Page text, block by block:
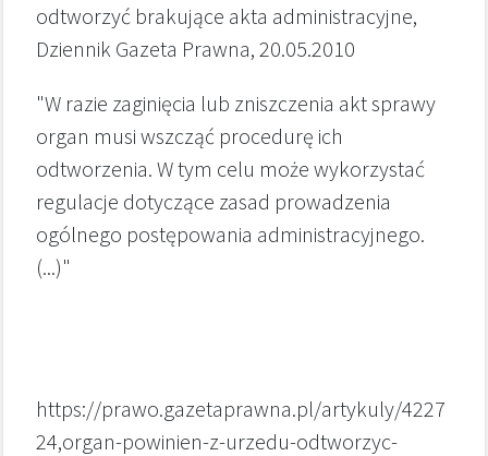
odtworzyć brakujące akta administracyjne,
Dziennik Gazeta Prawna, 20.05.2010
"W razie zaginięcia lub zniszczenia akt sprawy
organ musi wszcząć procedurę ich
odtworzenia. W tym celu może wykorzystać
regulacje dotyczące zasad prowadzenia
ogólnego postępowania administracyjnego.
(...)"
https://prawo.gazetaprawna.pl/artykuly/4227
24,organ-powinien-z-urzedu-odtworzyc-